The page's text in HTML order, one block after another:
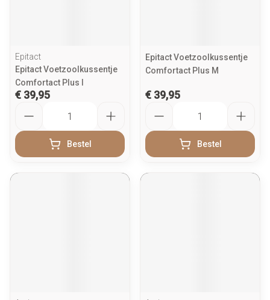
Epitact
Epitact Voetzoolkussentje
Comfortact Plus l
€ 39,95
Bestel
Epitact Voetzoolkussentje
Comfortact Plus M
€ 39,95
Bestel